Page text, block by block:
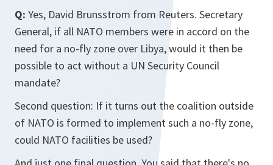
Q: Yes, David Brunsstrom from Reuters. Secretary
General, if all NATO members were in accord on the
need for a no-fly zone over Libya, would it then be
possible to act without a UN Security Council
mandate?
Second question: If it turns out the coalition outside
of NATO is formed to implement such a no-fly zone,
could NATO facilities be used?